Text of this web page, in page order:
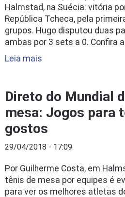
Halmstad, na Suécia: vitória
República Tcheca, pela
grupos. Hugo disputou duas
ambas por 3 sets a 0. Confira
Leia mais
Direto do Mundial
mesa: Jogos para
gostos
29/04/2018 - 17:09
Por Guilherme Costa, em
tênis de mesa por equipes é
para ver os melhores atletas